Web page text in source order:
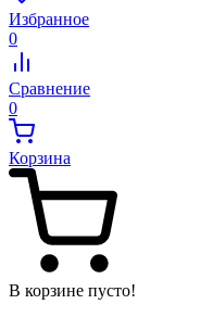
Избранное
0
Сравнение
0
Корзина
В корзине пусто!